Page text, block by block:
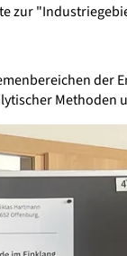
zur
der
Methoden